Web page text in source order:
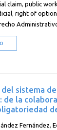
claim,public
,right of option
sistema
de la
Fernández ,